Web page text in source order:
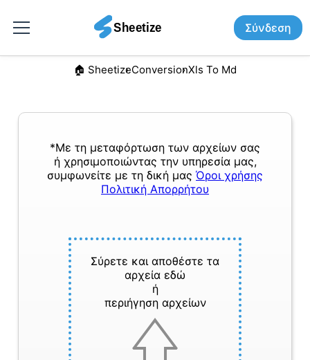
Σύνδεση
🏠︎ SheetizeConversionXls To Md
*Με τη μεταφόρτωση των αρχείων σας
ή χρησιμοποιώντας την υπηρεσία μας,
συμφωνείτε με τη δική μας Όροι χρήσης
Πολιτική Απορρήτου
Σύρετε και αποθέστε τα
αρχεία εδώ
ή
περιήγηση αρχείων